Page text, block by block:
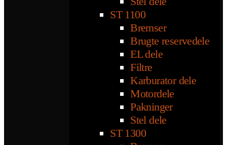
ST 1100
Bremser
Brugte reservedele
EL dele
Filtre
Karburator dele
Motordele
Pakninger
Stel dele
ST 1300